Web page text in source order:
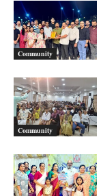
Community
Community